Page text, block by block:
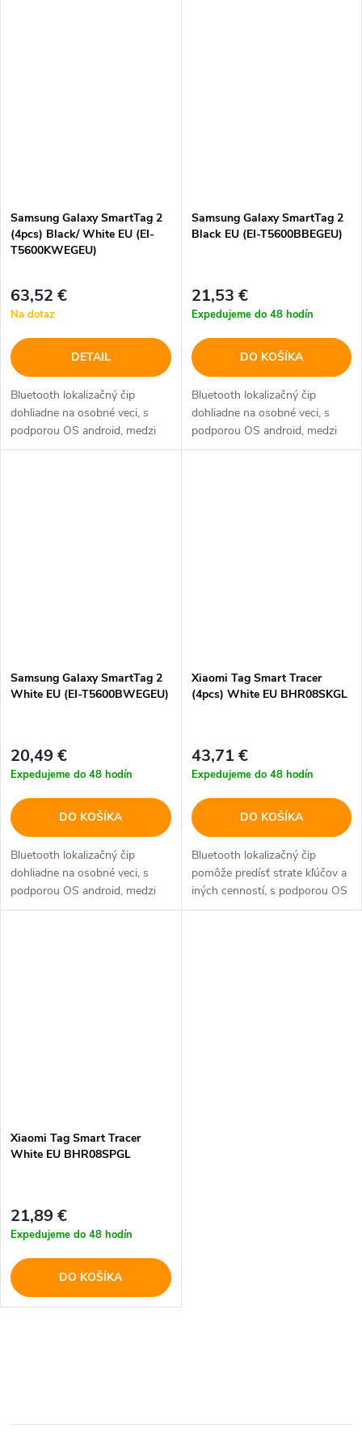
Samsung Galaxy SmartTag 2
(4pcs) Black/ White EU (EI-
T5600KWEGEU)
63,52 €
Na dotaz
DETAIL
Bluetooth lokalizačný čip
dohliadne na osobné veci, s
podporou OS android, medzi
základné funkcie patrí nájdenie
Samsung Galaxy SmartTag 2
Black EU (EI-T5600BBEGEU)
21,53 €
Expedujeme do 48 hodín
DO KOŠÍKA
Bluetooth lokalizačný čip
dohliadne na osobné veci, s
podporou OS android, medzi
základné funkcie patrí nájdenie
Samsung Galaxy SmartTag 2
White EU (EI-T5600BWEGEU)
20,49 €
Expedujeme do 48 hodín
DO KOŠÍKA
Bluetooth lokalizačný čip
dohliadne na osobné veci, s
podporou OS android, medzi
základné funkcie patrí nájdenie
Xiaomi Tag Smart Tracer
(4pcs) White EU BHR08SKGL
43,71 €
Expedujeme do 48 hodín
DO KOŠÍKA
Bluetooth lokalizačný čip
pomôže predísť strate kľúčov a
iných cenností, s podporou OS
android a iOS, medzi základné
Xiaomi Tag Smart Tracer
White EU BHR08SPGL
21,89 €
Expedujeme do 48 hodín
DO KOŠÍKA
l